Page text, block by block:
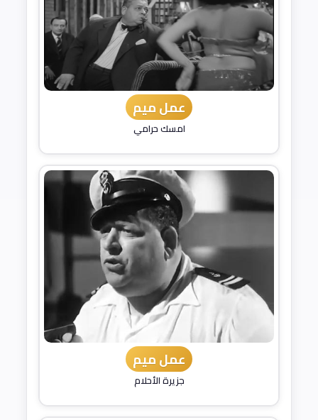
عمل ميم
امسك حرامي
عمل ميم
جزيرة الأحلام